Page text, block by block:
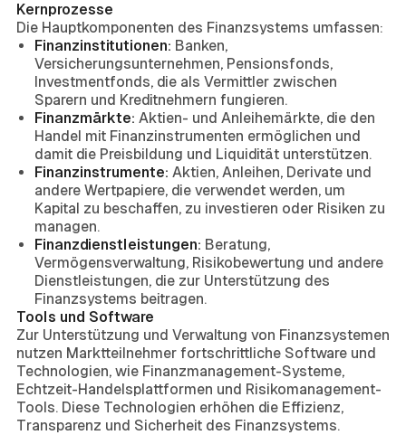
Kernprozesse
Die Hauptkomponenten des Finanzsystems umfassen:
Finanzinstitutionen: Banken,
Versicherungsunternehmen, Pensionsfonds,
Investmentfonds, die als Vermittler zwischen
Sparern und Kreditnehmern fungieren.
Finanzmärkte:Aktien- und Anleihemärkte, die den
Handel mit Finanzinstrumenten ermöglichen und
damit die Preisbildung und Liquidität unterstützen.
Finanzinstrumente: Aktien, Anleihen, Derivate und
andere Wertpapiere, die verwendet werden, um
Kapital zu beschaffen, zu investieren oder Risiken zu
managen.
Finanzdienstleistungen: Beratung,
Vermögensverwaltung, Risikobewertung und andere
Dienstleistungen, die zur Unterstützung des
Finanzsystems beitragen.
Tools und Software
Zur Unterstützung und Verwaltung von Finanzsystemen
nutzen Marktteilnehmer fortschrittliche Software und
Technologien, wie Finanzmanagement-Systeme,
Echtzeit-Handelsplattformen und Risikomanagement-
Tools. Diese Technologien erhöhen die Effizienz,
Transparenz und Sicherheit des Finanzsystems.